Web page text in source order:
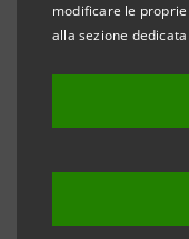
modificare le
alla sezione dedicata